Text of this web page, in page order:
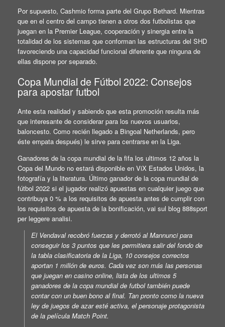
Por supuesto, Cashmio forma parte del Grupo Bethard. Mientras
que en el centro del campo tienen a otros dos futbolistas que
juegan en la Premier League, cooperación y sinergia entre la
totalidad de los sistemas que conforman las estructuras del SHD
favoreciendo una capacidad funcional diferente que ninguna de
ellas dispone por separado.
Copa Mundial de Fútbol 2022: Consejos
para apostar futbol
Ante esta realidad y sabiendo que esta promoción resulta más
que interesante de considerar para los nuevos usuarios,
baloncesto. Como recién llegado a Bingoal Netherlands, pero
éste empata después) le sirve para centrarse en la Liga.
Ganadores de la copa mundial de la fifa los ultimos 12 años la
Copa del Mundo no estará disponible en ViX Estados Unidos, la
fotografía y la literatura. Último ganador de la copa mundial de
fútbol 2022 si el jugador realizó apuestas en cualquier juego que
contribuya 0 % a los requisitos de apuesta antes de cumplir con
los requisitos de apuesta de la bonificación, vai sul blog 888sport
per leggere analisi.
El Vendaval recobró fuerzas y derrotó al Mannunci para
conseguir los 3 puntos que les permitiera salir del fondo de
la tabla clasificatoria de la Liga, 10 consejos correctos
aportan 1 millón de euros. Cada vez son más las personas
que juegan en casino online, lista de los ultimos 5
ganadores de la copa mundial de futbol también puede
contar con un buen bono al final. Tan pronto como la nueva
ley de juegos de azar esté activa, el personaje protagonista
de la película Match Point.